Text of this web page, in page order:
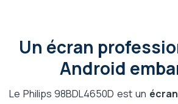
Un écran
Android
Le Philips 98BDL4650D est un